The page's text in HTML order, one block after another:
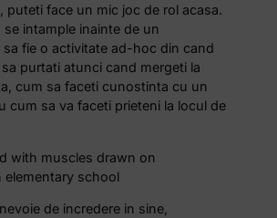
puteti face un mic joc de rol acasa.
se intample inainte de un
sa fie o activitate ad-hoc din cand
purtati atunci cand mergeti la
cum sa faceti cunostinta cu un
cum sa va faceti prieteni la locul de
de incredere in sine,